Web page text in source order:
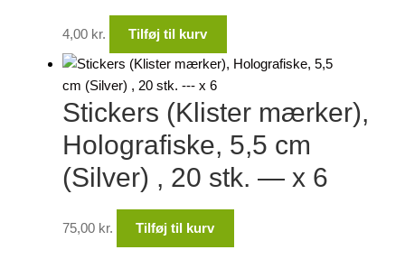
4,00 kr. Tilføj til kurv
Stickers (Klister mærker),
Holografiske, 5,5 cm
(Silver) , 20 stk. — x 6
75,00 kr. Tilføj til kurv